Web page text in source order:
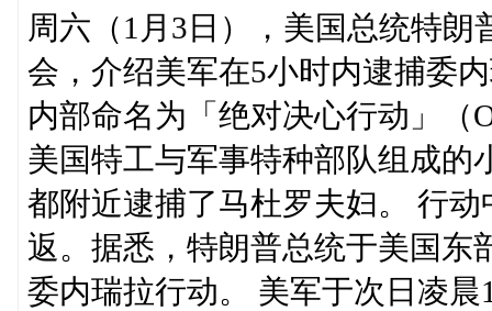
周六（1月3日），美国总统特
会，介绍美军在5小时内逮捕委
内部命名为「绝对决心行动」（
美国特工与军事特种部队组成的
都附近逮捕了马杜罗夫妇。 行
返。据悉，特朗普总统于美国东
委内瑞拉行动。 美军于次日凌